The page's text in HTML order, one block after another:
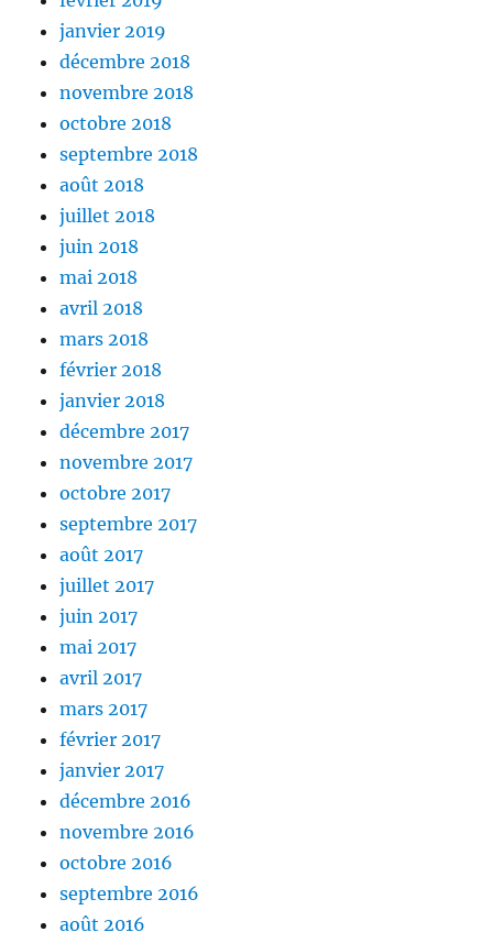
janvier 2019
décembre 2018
novembre 2018
octobre 2018
septembre 2018
août 2018
juillet 2018
juin 2018
mai 2018
avril 2018
mars 2018
février 2018
janvier 2018
décembre 2017
novembre 2017
octobre 2017
septembre 2017
août 2017
juillet 2017
juin 2017
mai 2017
avril 2017
mars 2017
février 2017
janvier 2017
décembre 2016
novembre 2016
octobre 2016
septembre 2016
août 2016